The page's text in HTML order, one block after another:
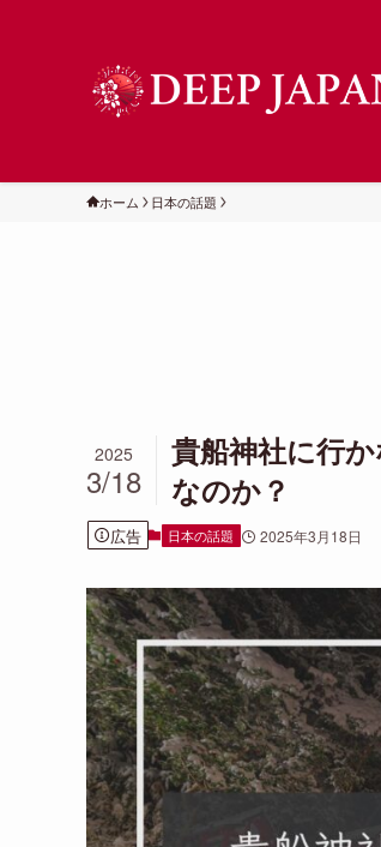
ホーム 日本の話題
貴船神社に行
なのか？
2025
3/18
広告 日本の話題 2025年3月18日